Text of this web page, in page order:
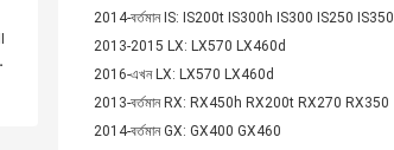
2014-বর্তমান IS: IS200t IS300h IS300 IS250 IS350
2013-2015 LX: LX570 LX460d
2016-এখন LX: LX570 LX460d
2013-বর্তমান RX: RX450h RX200t RX270 RX350
2014-বর্তমান GX: GX400 GX460